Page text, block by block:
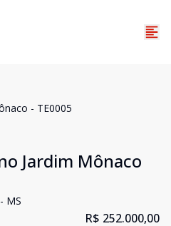
- TE0005
Jardim Mônaco
MS
R$ 252.000,00